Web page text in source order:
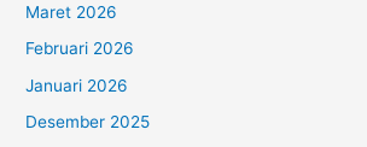
Maret 2026
Februari 2026
Januari 2026
Desember 2025